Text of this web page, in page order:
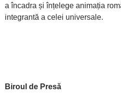
a încadra și înțelege animația
integrantă a celei universale.
Biroul de Presă